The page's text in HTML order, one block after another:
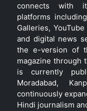
connects with
platforms
Galleries,
and digital news
the e-version of
magazine through
is currently
Moradabad,
continuously
Hindi journalism